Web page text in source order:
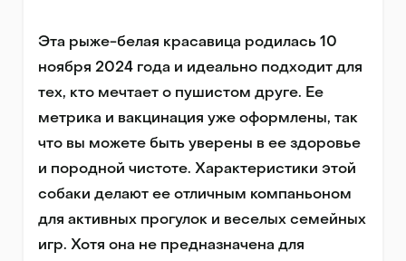
Эта рыже-белая красавица родилась 10
ноября 2024 года и идеально подходит для
тех, кто мечтает о пушистом друге. Ее
метрика и вакцинация уже оформлены, так
что вы можете быть уверены в ее здоровье
и породной чистоте. Характеристики этой
собаки делают ее отличным компаньоном
для активных прогулок и веселых семейных
игр. Хотя она не предназначена для